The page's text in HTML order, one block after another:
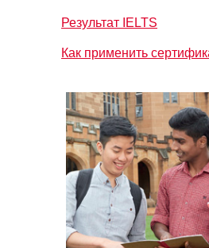
Результат IELTS
Как применить